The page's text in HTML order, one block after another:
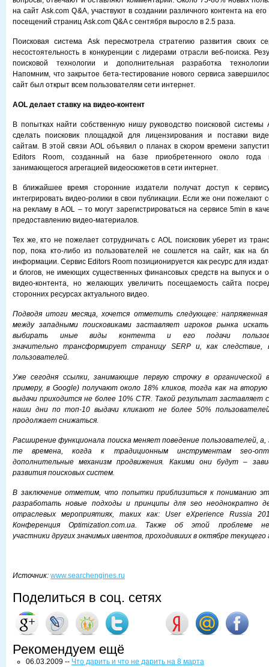
на сайт Ask.com Q&A, участвуют в создании различного контента на
посещений страниц Ask.com Q&A с сентября выросло в 2.5 раза.
Поисковая система Ask пересмотрела стратегию развития своих
несостоятельность в конкуренции с лидерами отрасли веб-поиска.
поисковой технологии и дополнительная разработка технологии
Напомним, что закрытое бета-тестирование нового сервиса
сайт был открыт всем пользователям сети интернет.
AOL делает ставку на видео-контент
В попытках найти собственную нишу руководство поисковой
сделать поисковик площадкой для лицензирования и поставки
сайтам. В этой связи AOL объявил о планах в скором времени
Editors Room, созданный на базе приобретенного около года
занимающегося агрегацией видеосюжетов в сети интернет.
В ближайшее время сторонние издатели получат доступ к
интегрировать видео-ролики в свои публикации. Если же они пожелают
на рекламу в AOL – то могут зарегистрироваться на сервисе 5min в
предоставлению видео-материалов.
Тех же, кто не пожелает сотрудничать с AOL поисковик уберет из
пор, пока кто-либо из пользователей не сошлется на сайт, как на
информации. Сервис Editors Room позиционируется как ресурс для
и блогов, не имеющих существенных финансовых средств на выпуск и
видео-контента, но желающих увеличить посещаемость сайта
сторонних ресурсах актуального видео.
Подводя итоги месяца, хочется отметить следующее: напряженная
между западными поисковиками заставляет игроков рынка
выбирать иные виды контента и его подачи
значительно трансформирует страницу SERP и, как следствие,
пользователей.
Уже сегодня ссылки, занимающие первую строчку в органической
примеру, в Google) получают около 18% кликов, тогда как на
выдачи приходится не более 10% CTR. Такой результат заставляет
наши дни по топ-10 выдачи кликают не более 50%
продолжает снижаться.
Расширение функционала поиска меняет поведение пользователей, а,
те времена, когда к традиционным инструментам seo-
дополнительные механизм продвижения. Какими они будут –
развития поисковых систем.
В заключение отметим, что попытки приблизиться к пониманию
разработать новые подходы и принципы для seo неоднократно
отраслевых мероприятиях, таких как: User eXperience Russia
Конференция Optimization.com.ua. Также об этой проблеме
участники других значимых ивентов, проходивших в октябре текущего
Источник: www.searchengines.ru
Поделиться в соц. сетях
Рекомендуем ещё
06.03.2009 -- Что дарить и что не дарить на 8 марта